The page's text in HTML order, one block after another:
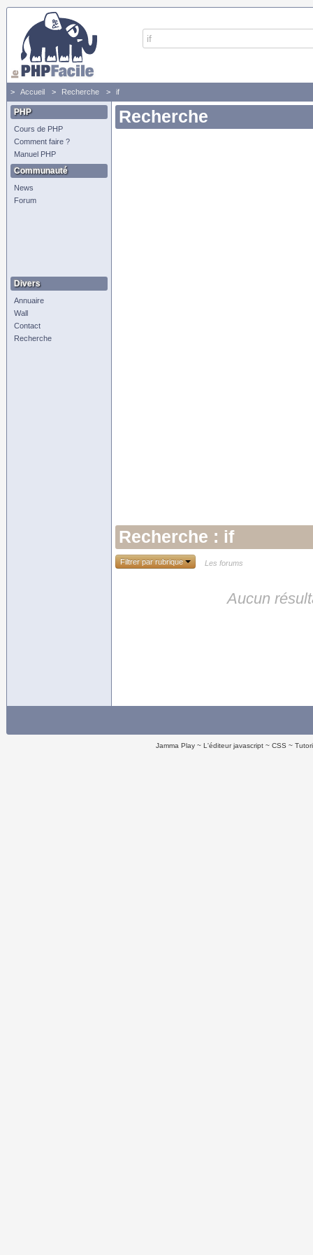
Accueil Recherche if
PHP
Cours de PHP
Comment faire ?
Manuel PHP
Communauté
News
Forum
Divers
Annuaire
Wall
Contact
Recherche
Recherche
Recherche : if
Filtrer par rubrique Les forums
Aucun
Jamma Play L'éditeur javascript CSS